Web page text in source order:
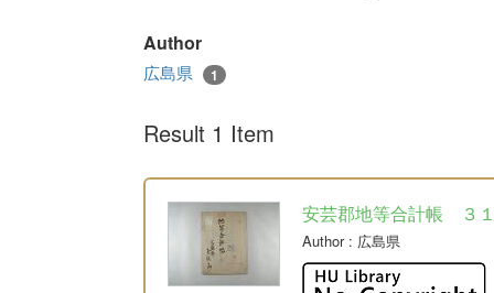
Author
広島県 1
Result 1 Item
安芸郡地等合計帳 ３
Author: 広島県